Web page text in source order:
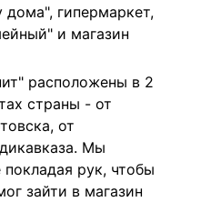
дома", гипермаркет,
и магазин
расположены в 2
страны - от
от
Мы
рук, чтобы
зайти в магазин